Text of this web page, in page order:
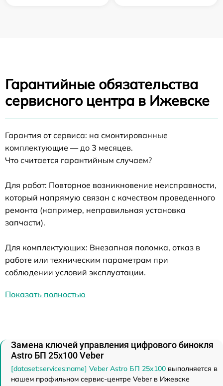
Гарантийные обязательства
сервисного центра в Ижевске
Гарантия от сервиса: на смонтированные
комплектующие — до 3 месяцев.
Что считается гарантийным случаем?
Для работ: Повторное возникновение неисправности,
который напрямую связан с качеством проведенного
ремонта (например, неправильная установка
запчасти).
Для комплектующих: Внезапная поломка, отказ в
работе или техническим параметрам при
соблюдении условий эксплуатации.
Показать полностью
Замена ключей управления цифрового бинокля
Astro БП 25x100 Veber
[dataset:services:name] Veber Astro БП 25x100 выполняется в
нашем профильном сервис-центре Veber в Ижевске